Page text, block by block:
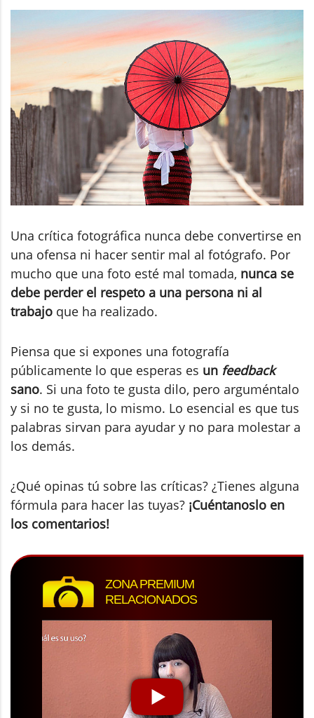
Una crítica fotográfica nunca debe convertirse en
una ofensa ni hacer sentir mal al fotógrafo. Por
mucho que una foto esté mal tomada, nunca se
debe perder el respeto a una persona ni al
trabajo que ha realizado.
Piensa que si expones una fotografía
públicamente lo que esperas es un feedback
sano. Si una foto te gusta dilo, pero arguméntalo
y si no te gusta, lo mismo. Lo esencial es que tus
palabras sirvan para ayudar y no para molestar a
los demás.
¿Qué opinas tú sobre las críticas? ¿Tienes alguna
fórmula para hacer las tuyas? ¡Cuéntanoslo en
los comentarios!
ZONA PREMIUM
RELACIONADOS